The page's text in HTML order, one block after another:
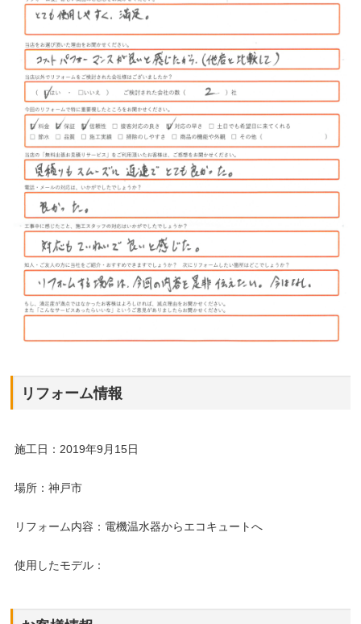
リフォーム情報
施工日：2019年9月15日
場所：神戸市
リフォーム内容：電機温水器からエコキュートへ
使用したモデル：